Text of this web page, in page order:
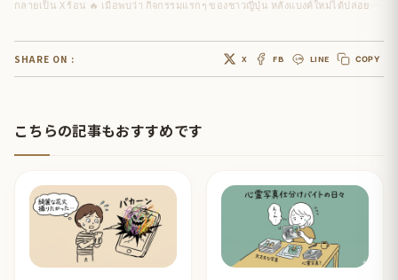
กลายเป็น X ร้อน 🔥 เมื่อพบว่า กิจกรรมแรกๆ ของชาวญี่ปุ่น หลังแบงค์ใหม่ได้ปล่อยสู่ตลาดครั้งแรกในรอบ 20 ปี คือ ..
SHARE ON : X FB LINE COPY
こちらの記事もおすすめです